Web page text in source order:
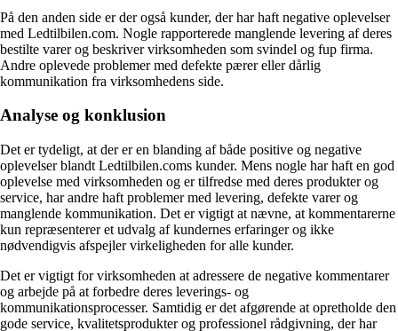
På den anden side er der også kunder, der har haft negative oplevelser
med Ledtilbilen.com. Nogle rapporterede manglende levering af deres
bestilte varer og beskriver virksomheden som svindel og fup firma.
Andre oplevede problemer med defekte pærer eller dårlig
kommunikation fra virksomhedens side.
Analyse og konklusion
Det er tydeligt, at der er en blanding af både positive og negative
oplevelser blandt Ledtilbilen.coms kunder. Mens nogle har haft en god
oplevelse med virksomheden og er tilfredse med deres produkter og
service, har andre haft problemer med levering, defekte varer og
manglende kommunikation. Det er vigtigt at nævne, at kommentarerne
kun repræsenterer et udvalg af kundernes erfaringer og ikke
nødvendigvis afspejler virkeligheden for alle kunder.
Det er vigtigt for virksomheden at adressere de negative kommentarer
og arbejde på at forbedre deres leverings- og
kommunikationsprocesser. Samtidig er det afgørende at opretholde den
gode service, kvalitetsprodukter og professionel rådgivning, der har